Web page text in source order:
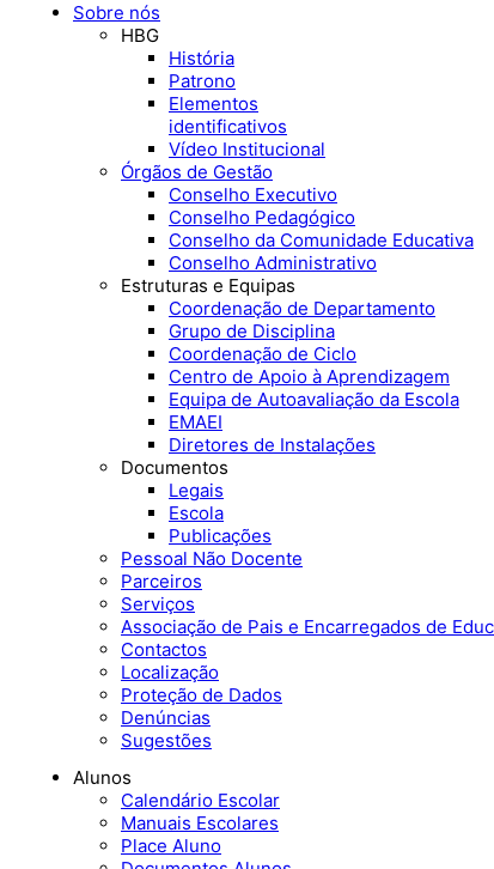
Sobre nós
HBG
História
Patrono
Elementos
identificativos
Vídeo Institucional
Órgãos de Gestão
Conselho Executivo
Conselho Pedagógico
Conselho da Comunidade Educativa
Conselho Administrativo
Estruturas e Equipas
Coordenação de Departamento
Grupo de Disciplina
Coordenação de Ciclo
Centro de Apoio à Aprendizagem
Equipa de Autoavaliação da Escola
EMAEI
Diretores de Instalações
Documentos
Legais
Escola
Publicações
Pessoal Não Docente
Parceiros
Serviços
Associação de Pais e Encarregados de
Contactos
Localização
Proteção de Dados
Denúncias
Sugestões
Alunos
Calendário Escolar
Manuais Escolares
Place Aluno